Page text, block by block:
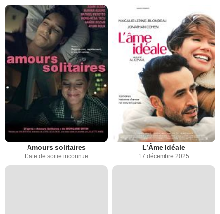
Amours solitaires
Date de sortie inconnue
L’Âme Idéale
17 décembre 2025